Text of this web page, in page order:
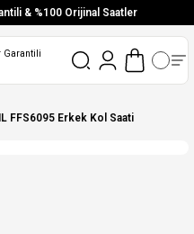
& %100 Orijinal Saatler
6 Taksit
FFS6095 Erkek Kol Saati